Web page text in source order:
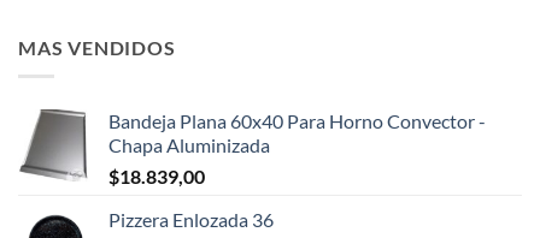
MAS VENDIDOS
Bandeja Plana 60x40 Para Horno Convector -
Chapa Aluminizada
$18.839,00
Pizzera Enlozada 36